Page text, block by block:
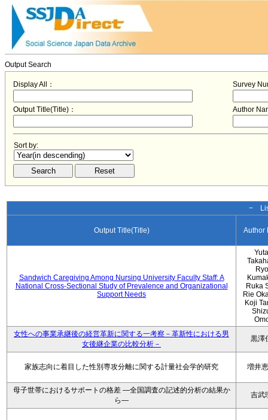
Output Search
Display All： Survey
Output Title(Title)： Author
Sort by:
−
Output Title(Title) Author
Sandwich Caregiving Among Nursing University Faculty Staff: A
National Cross-Sectional Study of Prevalence and Organizational
Support Needs
Ruka
Rie
Koji
女性への事業承継後の経営革新に関する一考察－革新性における男
女後継企業の比較分析－
黒澤
家族志向に着目した性別専攻分離に関する計量社会学的研究 増井
母子世帯におけるサポートの格差 ―全国調査の記述的分析の結果か
ら―
吉武